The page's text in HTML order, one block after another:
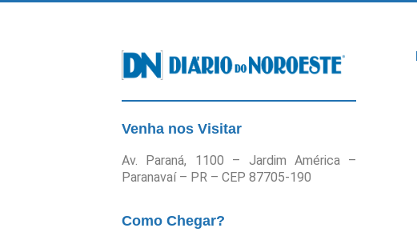
Venha nos Visitar
Av. Paraná, 1100 – Jardim América –
Paranavaí – PR – CEP 87705-190
Como Chegar?